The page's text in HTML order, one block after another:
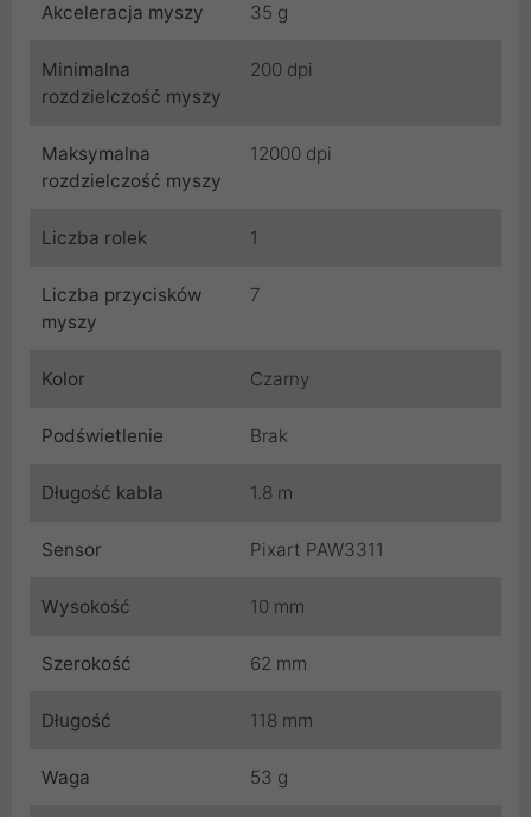
Akceleracja myszy 35 g
Minimalna
rozdzielczość myszy
200 dpi
Maksymalna
rozdzielczość myszy
12000 dpi
Liczba rolek 1
Liczba przycisków
myszy
7
Kolor Czarny
Podświetlenie Brak
Długość kabla 1.8 m
Sensor Pixart PAW3311
Wysokość 10 mm
Szerokość 62 mm
Długość 118 mm
Waga 53 g